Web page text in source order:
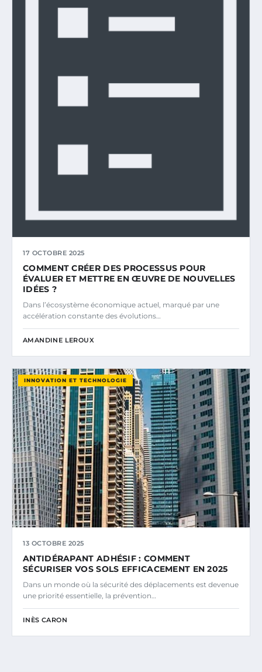
17 OCTOBRE 2025
COMMENT CRÉER DES PROCESSUS POUR
ÉVALUER ET METTRE EN ŒUVRE DE NOUVELLES
IDÉES ?
Dans l’écosystème économique actuel, marqué par une
accélération constante des évolutions…
AMANDINE LEROUX
INNOVATION ET TECHNOLOGIE
13 OCTOBRE 2025
ANTIDÉRAPANT ADHÉSIF : COMMENT
SÉCURISER VOS SOLS EFFICACEMENT EN 2025
Dans un monde où la sécurité des déplacements est devenue
une priorité essentielle, la prévention…
INÈS CARON